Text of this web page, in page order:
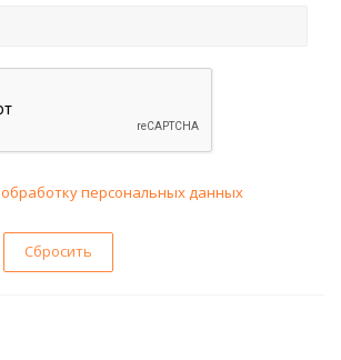
обработку персональных данных
Сбросить